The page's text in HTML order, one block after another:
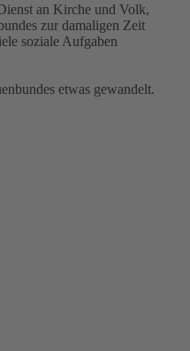
an Kirche und Volk,
zur damaligen Zeit
soziale Aufgaben
etwas gewandelt.